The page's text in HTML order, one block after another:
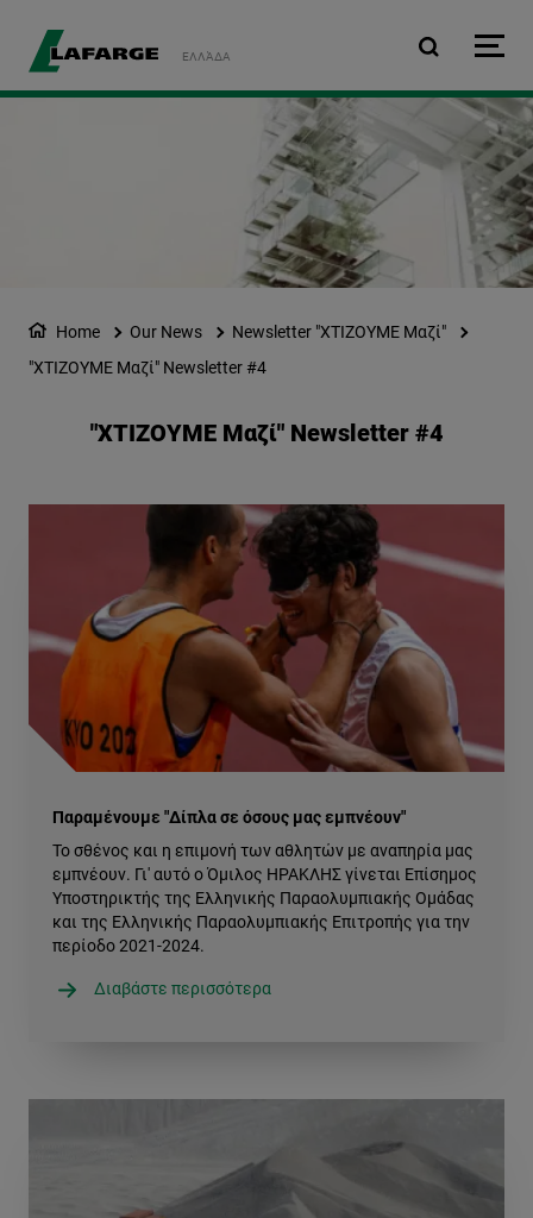
ΕΛΛΆΔΑ
Home Our News
Newsletter "ΧΤΙΖΟΥΜΕ Μαζί"
"ΧΤΙΖΟΥΜΕ Μαζί" Newsletter #4
"ΧΤΙΖΟΥΜΕ Μαζί" Newsletter #4
Παραμένουμε "Δίπλα σε όσους μας εμπνέουν"
Το σθένος και η επιμονή των αθλητών με αναπηρία μας
εμπνέουν. Γι' αυτό ο Όμιλος ΗΡΑΚΛΗΣ γίνεται Επίσημος
Υποστηρικτής της Ελληνικής Παραολυμπιακής Ομάδας
και της Ελληνικής Παραολυμπιακής Επιτροπής για την
περίοδο 2021-2024.
Διαβάστε περισσότερα